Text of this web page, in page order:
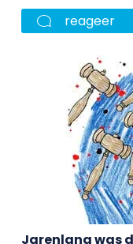
reageer
Jarenlang was